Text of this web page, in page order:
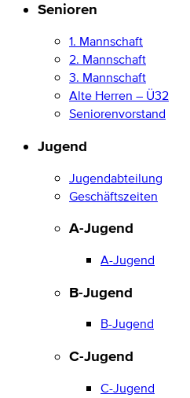
Senioren
1. Mannschaft
2. Mannschaft
3. Mannschaft
Alte Herren – Ü32
Seniorenvorstand
Jugend
Jugendabteilung
Geschäftszeiten
A-Jugend
A-Jugend
B-Jugend
B-Jugend
C-Jugend
C-Jugend